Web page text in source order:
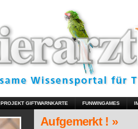
PROJEKT GIFTWARNKARTE FUNWINGAMES
Aufgemerkt ! »